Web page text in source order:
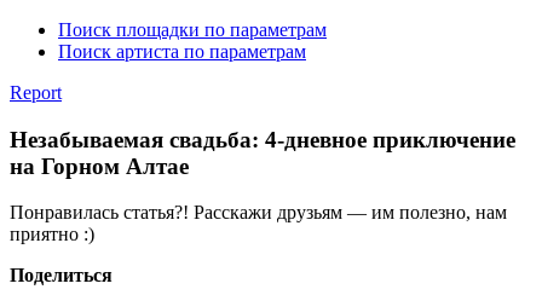
Поиск площадки по параметрам
Поиск артиста по параметрам
Report
Незабываемая свадьба: 4-дневное приключение
на Горном Алтае
Понравилась статья?! Расскажи друзьям — им полезно, нам
приятно :)
Поделиться